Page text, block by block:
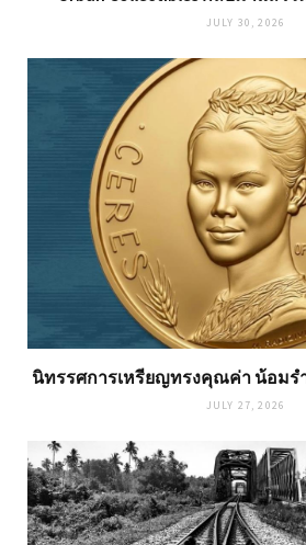
JULY 30, 2026
นิทรรศการเหรียญทรงคุณค่า น้อมร
JULY 27, 2026